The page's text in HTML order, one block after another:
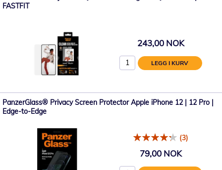
FASTFIT
243,00 NOK
LEGG I KURV
PanzerGlass® Privacy Screen Protector Apple iPhone 12 | 12 Pro |
Edge-to-Edge
(3)
79,00 NOK